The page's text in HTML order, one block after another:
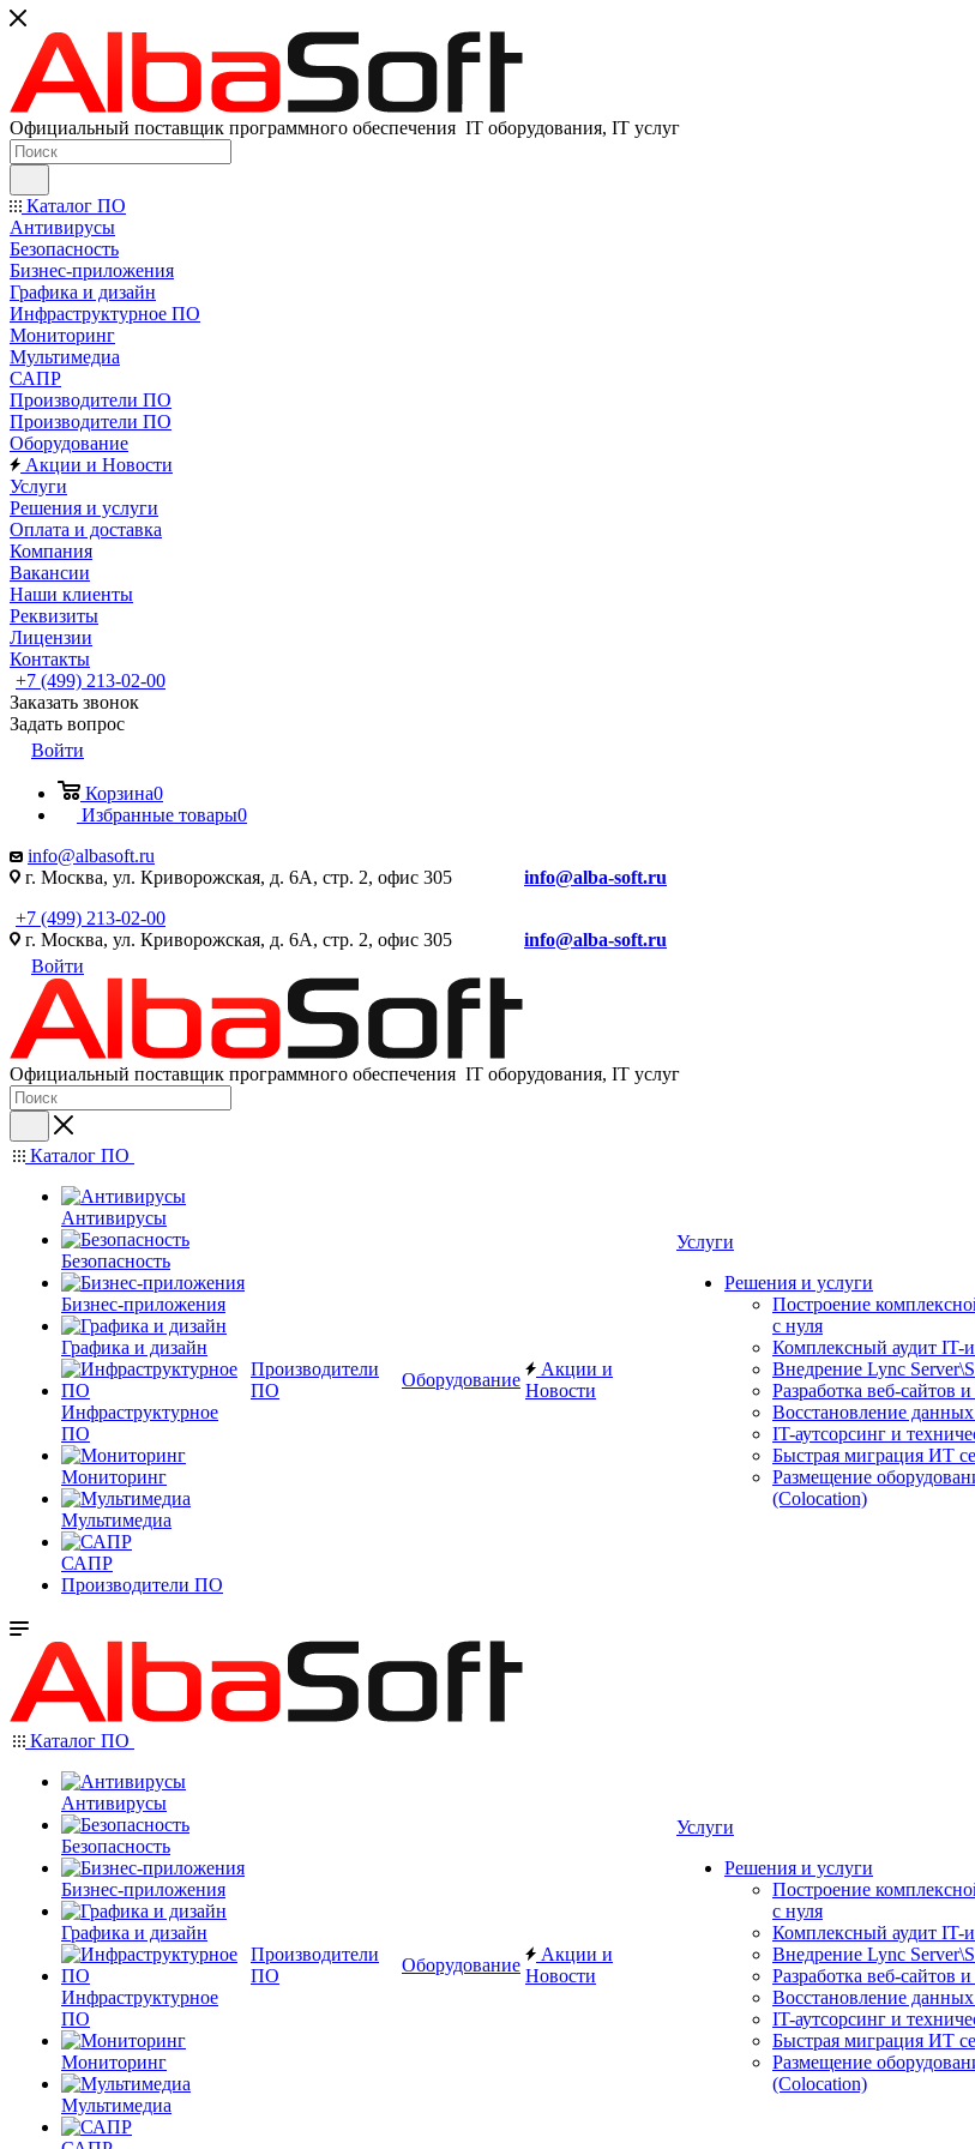
Официальный поставщик программного обеспечения IT оборудования, IT услуг
Каталог ПО
Антивирусы
Безопасность
Бизнес-приложения
Графика и дизайн
Инфраструктурное ПО
Мониторинг
Мультимедиа
САПР
Производители ПО
Производители ПО
Оборудование
Акции и Новости
Услуги
Решения и услуги
Оплата и доставка
Компания
Вакансии
Наши клиенты
Реквизиты
Лицензии
Контакты
+7 (499) 213-02-00
Заказать звонок
Задать вопрос
Войти
Корзина0
Избранные товары0
info@albasoft.ru
г. Москва, ул. Криворожская, д. 6А, стр. 2, офис 305 info@alba-soft.ru
+7 (499) 213-02-00
г. Москва, ул. Криворожская, д. 6А, стр. 2, офис 305 info@alba-soft.ru
Войти
Официальный поставщик программного обеспечения IT оборудования, IT услуг
Каталог ПО
Антивирусы
Безопасность
Бизнес-приложения
Графика и дизайн
Инфраструктурное
ПО
Мониторинг
Мультимедиа
САПР
Производители ПО
Производители
ПО
Оборудование
Акции и
Новости
Услуги
Решения и услуги
Построение
с нуля
Комплексный аудит IT-
Внедрение Lync
Разработка веб-сайтов
Восстановление
IT-аутсорсинг и
Быстрая миграция ИТ
Размещение
(Colocation)
Каталог ПО
Антивирусы
Безопасность
Бизнес-приложения
Графика и дизайн
Инфраструктурное
ПО
Мониторинг
Мультимедиа
Производители
ПО
Оборудование
Акции и
Новости
Услуги
Решения и услуги
Построение
с нуля
Комплексный аудит IT-
Внедрение Lync
Разработка веб-сайтов
Восстановление
IT-аутсорсинг и
Быстрая миграция ИТ
Размещение
(Colocation)